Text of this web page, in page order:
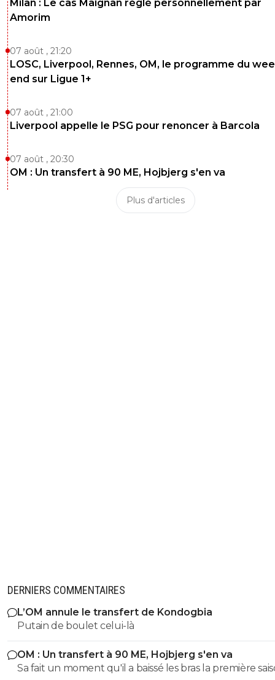
Milan : Le cas Maignan réglé personnellement par
Amorim
07 août , 21:20
LOSC, Liverpool, Rennes, OM, le programme du
end sur Ligue 1+
07 août , 21:00
Liverpool appelle le PSG pour renoncer à Barcola
07 août , 20:30
OM : Un transfert à 90 ME, Hojbjerg s'en va
Plus d'articles
DERNIERS COMMENTAIRES
L’OM annule le transfert de Kondogbia
Putain de boulet celui-là
OM : Un transfert à 90 ME, Hojbjerg s'en va
Sa fait un moment qu'il a baissé les bras la première